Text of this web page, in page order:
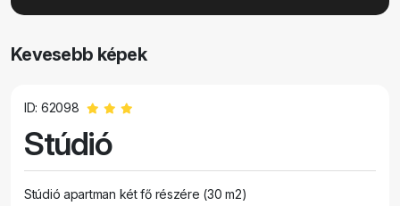
Kevesebb képek
ID: 62098
Stúdió
Stúdió apartman két fő részére (30 m2)